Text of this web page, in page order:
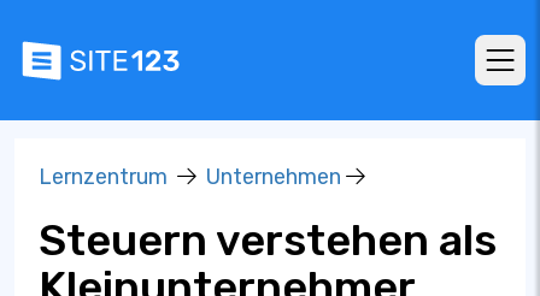
Lernzentrum Unternehmen
Steuern verstehen als